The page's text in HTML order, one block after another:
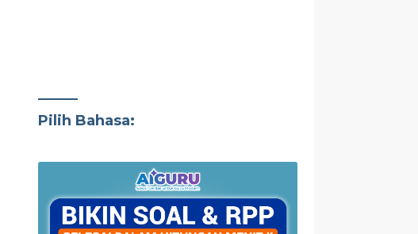
Pilih Bahasa: